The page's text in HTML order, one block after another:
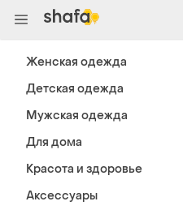
Женская одежда
Детская одежда
Мужская одежда
Для дома
Красота и здоровье
Аксессуары